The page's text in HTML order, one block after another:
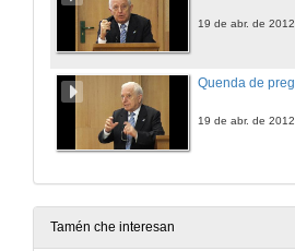
19 de abr. de 2012
19 de abr. de 2012
Tamén che interesan